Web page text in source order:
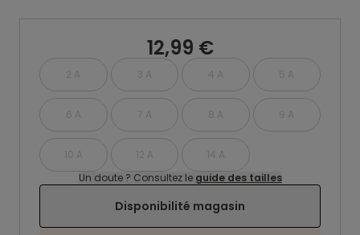
12,99 €
2 A 3 A 4 A 5 A
6 A 7 A 8 A 9 A
10 A 12 A
14 A
Un doute ? Consultez le guide des tailles
Disponibilité magasin